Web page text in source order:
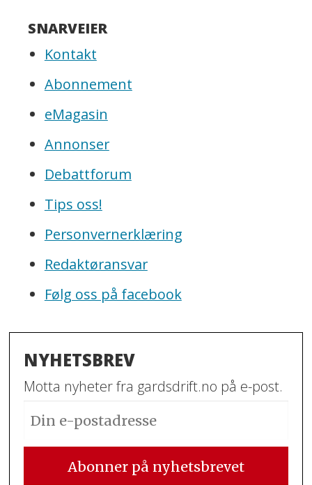
SNARVEIER
Kontakt
Abonnement
eMagasin
Annonser
Debattforum
Tips oss!
Personvernerklæring
Redaktøransvar
Følg oss på facebook
NYHETSBREV
Motta nyheter fra gardsdrift.no på e-post.